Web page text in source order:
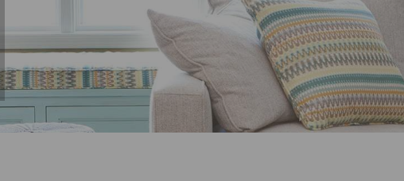
Digite o código de confirmação: